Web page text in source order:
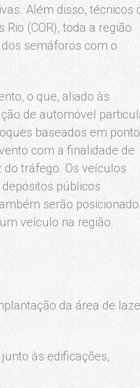
Além disso, técnicos
(COR), toda a região
semáforos com o
o que, aliado às
de automóvel
baseados em
com a finalidade de
tráfego. Os veículos
públicos
serão
veículo na região.
da área de
às edificações,